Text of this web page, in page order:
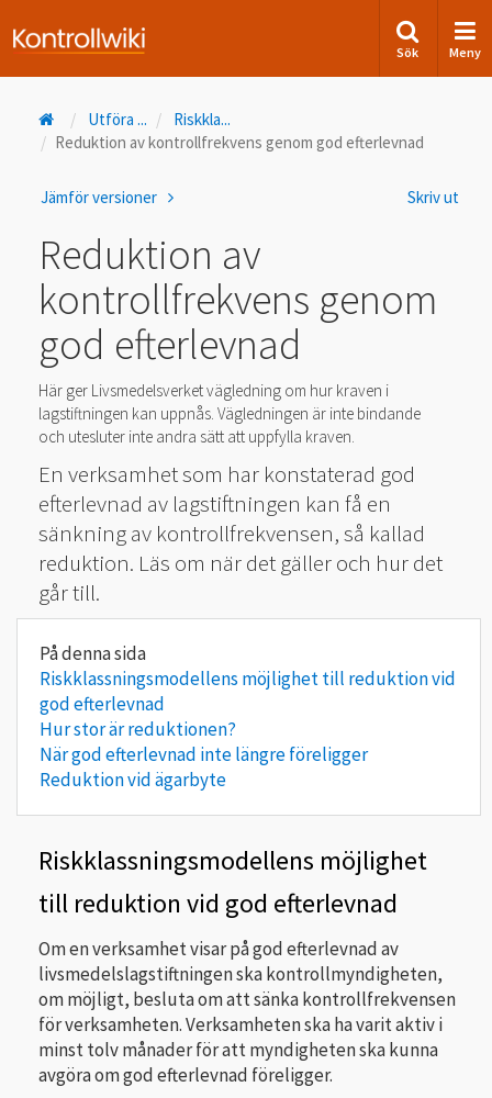
Sök Meny
Utföra... Riskkla...
Reduktion av kontrollfrekvens genom god efterlevnad
Skriv ut
Jämför versioner
Reduktion av
kontrollfrekvens genom
god efterlevnad
Här ger Livsmedelsverket vägledning om hur kraven i
lagstiftningen kan uppnås. Vägledningen är inte bindande
och utesluter inte andra sätt att uppfylla kraven.
En verksamhet som har konstaterad god
efterlevnad av lagstiftningen kan få en
sänkning av kontrollfrekvensen, så kallad
reduktion. Läs om när det gäller och hur det
går till.
Riskklassningsmodellens möjlighet till reduktion vid
god efterlevnad
Hur stor är reduktionen?
När god efterlevnad inte längre föreligger
Reduktion vid ägarbyte
Riskklassningsmodellens möjlighet
till reduktion vid god efterlevnad
Om en verksamhet visar på god efterlevnad av
livsmedelslagstiftningen ska kontrollmyndigheten,
om möjligt, besluta om att sänka kontrollfrekvensen
för verksamheten. Verksamheten ska ha varit aktiv i
minst tolv månader för att myndigheten ska kunna
avgöra om god efterlevnad föreligger.